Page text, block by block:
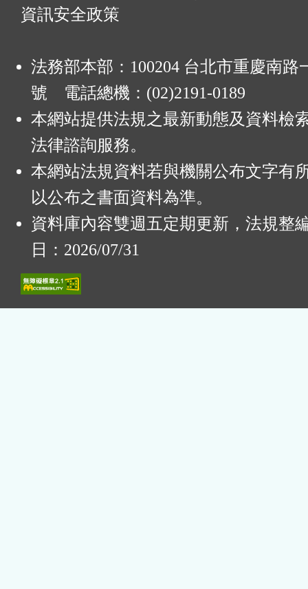
資訊安全政策
法務部本部：100204 台北市重慶南路
號 電話總機：(02)2191-0189
本網站提供法規之最新動態及資料檢
法律諮詢服務。
本網站法規資料若與機關公布文字有
以公布之書面資料為準。
資料庫內容雙週五定期更新，法規整
日：2026/07/31